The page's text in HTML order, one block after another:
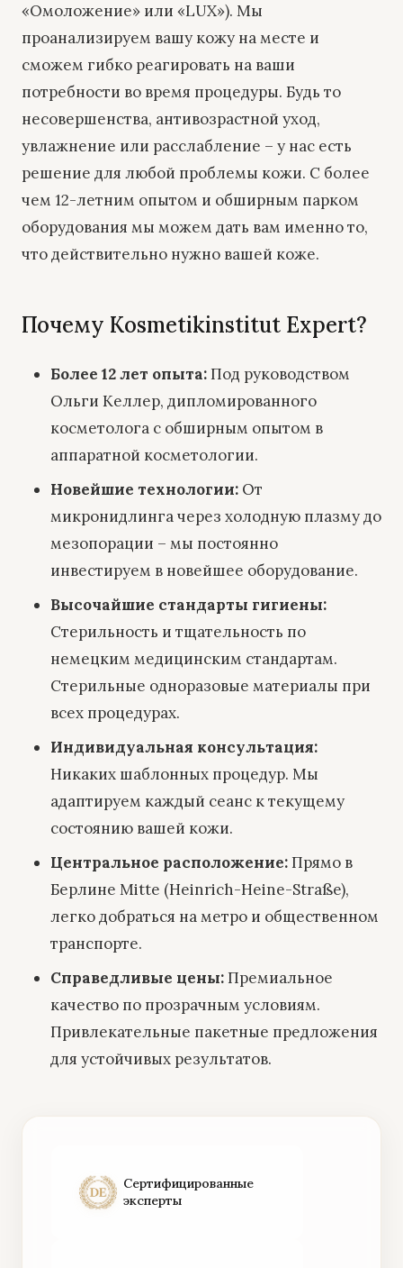
«Омоложение» или «LUX»). Мы
проанализируем вашу кожу на месте и
сможем гибко реагировать на ваши
потребности во время процедуры. Будь то
несовершенства, антивозрастной уход,
увлажнение или расслабление – у нас есть
решение для любой проблемы кожи. С более
чем 12-летним опытом и обширным парком
оборудования мы можем дать вам именно то,
что действительно нужно вашей коже.
Почему Kosmetikinstitut Expert?
Более 12 лет опыта:Под руководством
Ольги Келлер, дипломированного
косметолога с обширным опытом в
аппаратной косметологии.
Новейшие технологии: От
микронидлинга через холодную плазму до
мезопорации – мы постоянно
инвестируем в новейшее оборудование.
Высочайшие стандарты гигиены:
Стерильность и тщательность по
немецким медицинским стандартам.
Стерильные одноразовые материалы при
всех процедурах.
Индивидуальная консультация:
Никаких шаблонных процедур. Мы
адаптируем каждый сеанс к текущему
состоянию вашей кожи.
Центральное расположение:Прямо в
Берлине Mitte (Heinrich-Heine-Straße),
легко добраться на метро и общественном
транспорте.
Справедливые цены:Премиальное
качество по прозрачным условиям.
Привлекательные пакетные предложения
для устойчивых результатов.
Сертифицированные
эксперты